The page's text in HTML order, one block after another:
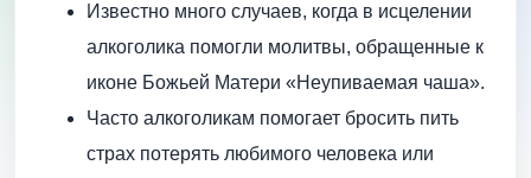
Известно много случаев, когда в исцелении
алкоголика помогли молитвы, обращенные к
иконе Божьей Матери «Неупиваемая чаша».
Часто алкоголикам помогает бросить пить
страх потерять любимого человека или